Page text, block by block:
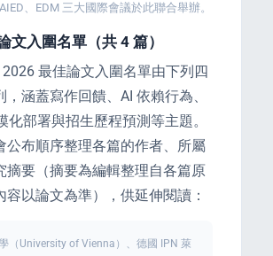
、EDM 三大國際會議於此聯合舉辦。
文入圍名單（共 4 篇）
2026 最佳論文入圍名單由下列四
，涵蓋寫作回饋、AI 依賴行為、
化部署與招生歷程預測等主題。
公布順序整理各篇的作者、所屬
摘要（摘要為編輯整理自各篇原
容以論文為準），供延伸閱讀：
（University of Vienna）、德國 IPN 萊